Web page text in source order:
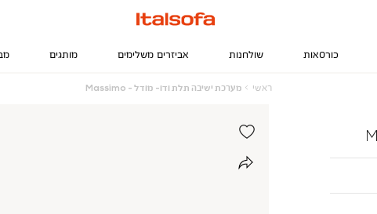
כורסאות שולחנות אביזרים משלימים מותגים
ראשי ראשי
מערכת ישיבה תלת ודו- מודל - Massimo
מערכת